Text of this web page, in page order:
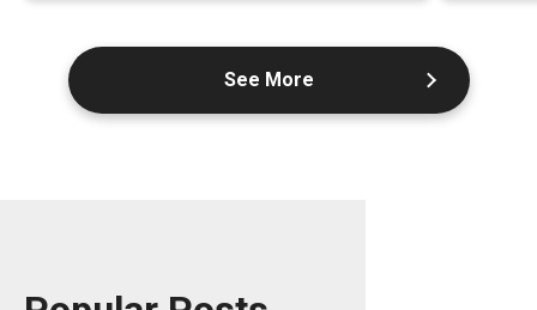
See More